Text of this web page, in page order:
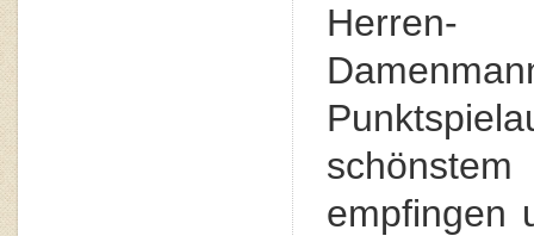
empfingen